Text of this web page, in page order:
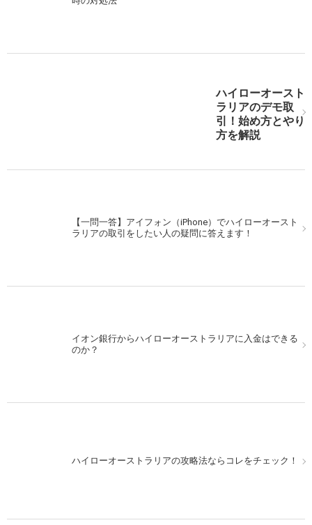
ハイローオースト
ラリアのデモ取
引！始め方とやり
方を解説
【一問一答】アイフォン（iPhone）でハイローオースト
ラリアの取引をしたい人の疑問に答えます！
イオン銀行からハイローオーストラリアに入金はできる
のか？
ハイローオーストラリアの攻略法ならコレをチェック！
ハイローオーストラリア実戦。米利上げ後をMACDで狙